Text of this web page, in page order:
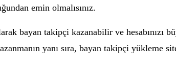
emin olmalısınız.
bayan takipçi kazanabilir ve hesabınızı
yanı sıra, bayan takipçi yükleme